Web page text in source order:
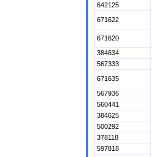
642125
671622
671620
384634
567333
671635
567936
560441
384625
500292
378118
597818